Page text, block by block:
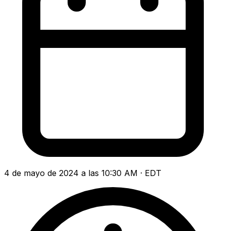
4 de mayo de 2024 a las 10:30 AM · EDT